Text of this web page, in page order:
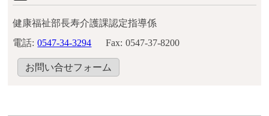
健康福祉部長寿介護課認定指導係
電話: 0547-34-3294 Fax: 0547-37-8200
お問い合せフォーム